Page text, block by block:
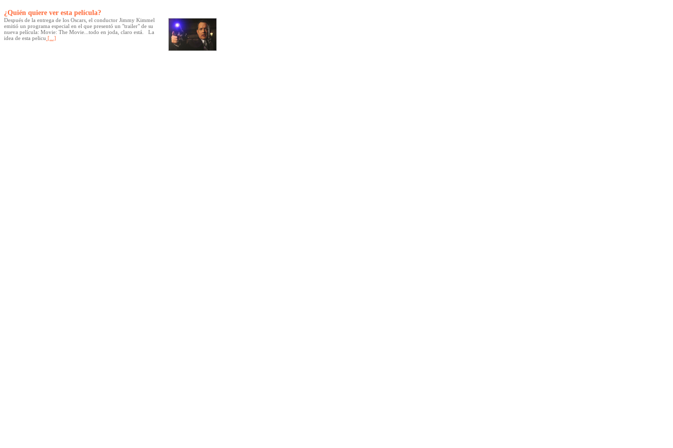
¿Quién quiere ver esta película?
Después de la entrega de los Oscars, el conductor Jimmy Kimmel
emitió un programa especial en el que presentó un "trailer" de su
nueva película: Movie: The Movie...todo en joda, claro está. La
idea de esta pelicu [...]